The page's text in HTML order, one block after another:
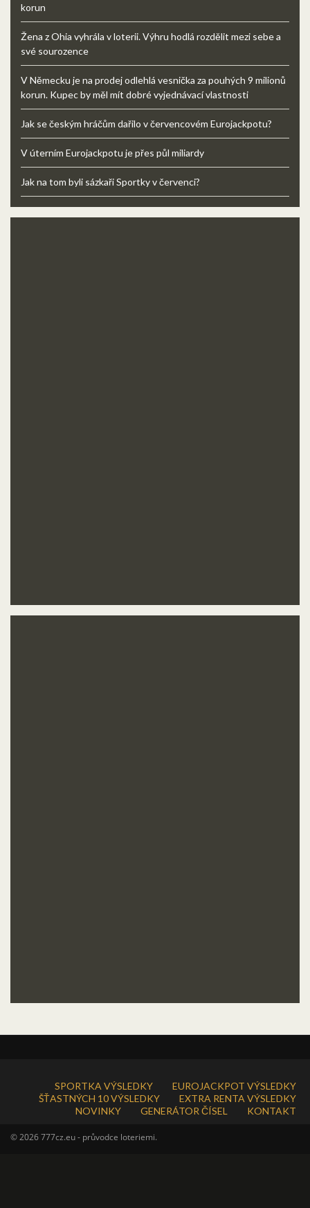
korun
Žena z Ohia vyhrála v loterii. Výhru hodlá rozdělit mezi sebe a
své sourozence
V Německu je na prodej odlehlá vesnička za pouhých 9 milionů
korun. Kupec by měl mít dobré vyjednávací vlastnosti
Jak se českým hráčům dařilo v červencovém Eurojackpotu?
V úterním Eurojackpotu je přes půl miliardy
Jak na tom byli sázkaři Sportky v červenci?
SPORTKA VÝSLEDKY
EUROJACKPOT VÝSLEDKY
ŠŤASTNÝCH 10 VÝSLEDKY
EXTRA RENTA VÝSLEDKY
NOVINKY
GENERÁTOR ČÍSEL KONTAKT
© 2026 777cz.eu - průvodce loteriemi.